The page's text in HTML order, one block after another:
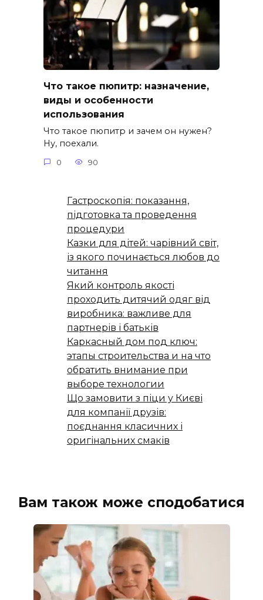
Что такое пюпитр: назначение,
виды и особенности
использования
Что такое пюпитр и зачем он нужен?
Ну, поехали.
0 90
Гастроскопія: показання,
підготовка та проведення
процедури
Казки для дітей: чарівний світ,
із якого починається любов до
читання
Який контроль якості
проходить дитячий одяг від
виробника: важливе для
партнерів і батьків
Каркасный дом под ключ:
этапы строительства и на что
обратить внимание при
выборе технологии
Що замовити з піци у Києві
для компанії друзів:
поєднання класичних і
оригінальних смаків
Вам також може сподобатися